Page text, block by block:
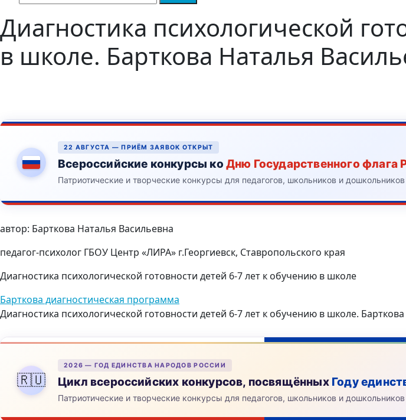
Диагностика психологической
в школе. Барткова Наталья
22 АВГУСТА — ПРИЁМ ЗАЯВОК ОТКРЫТ
Всероссийские конкурсы ко Дню Государственного флага
Патриотические и творческие конкурсы для педагогов, школьников и дошкольников
автор: Барткова Наталья Васильевна
педагог-психолог ГБОУ Центр «ЛИРА» г.Георгиевск, Ставропольского края
Диагностика психологической готовности детей 6-7 лет к обучению в школе
Барткова диагностическая программа
Диагностика психологической готовности детей 6-7 лет к обучению в школе.
🇷🇺
2026 — ГОД ЕДИНСТВА НАРОДОВ РОССИИ
Цикл всероссийских конкурсов, посвящённых Году
Патриотические и творческие конкурсы для педагогов, школьников и дошкольников